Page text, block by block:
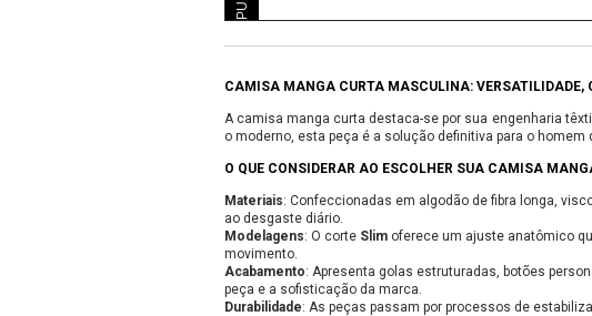
CAMISA MANGA CURTA MASCULINA: VERSATILIDADE,
A camisa manga curta destaca-se por sua engenharia
o moderno, esta peça é a solução definitiva para o
O QUE CONSIDERAR AO ESCOLHER SUA CAMISA
Materiais: Confeccionadas em algodão de fibra longa,
ao desgaste diário.
Modelagens: O corte Slim oferece um ajuste anatômico
movimento.
Acabamento: Apresenta golas estruturadas, botões
peça e a sofisticação da marca.
Durabilidade: As peças passam por processos de